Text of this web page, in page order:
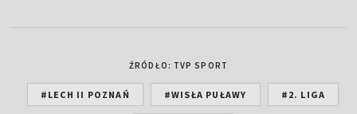
ŹRÓDŁO: TVP SPORT
#LECH II POZNAŃ #WISŁA PUŁAWY #2. LIGA